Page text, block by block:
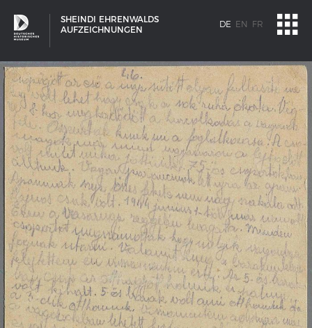
SHEINDI EHRENWALDS
AUFZEICHNUNGEN
DE EN FR
SCHIFFSTYPEN
Entwicklungen im europäischen Schiffbau